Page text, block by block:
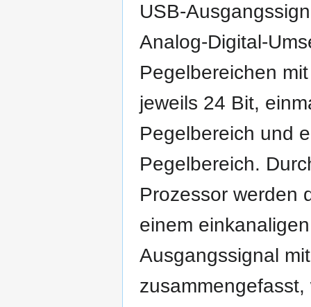
USB-
Analog-Digital-
Pegelbereichen
jeweils 24 Bit,
Pegelbereich und
Pegelbereich.
Prozessor werden
einem
Ausgangssignal